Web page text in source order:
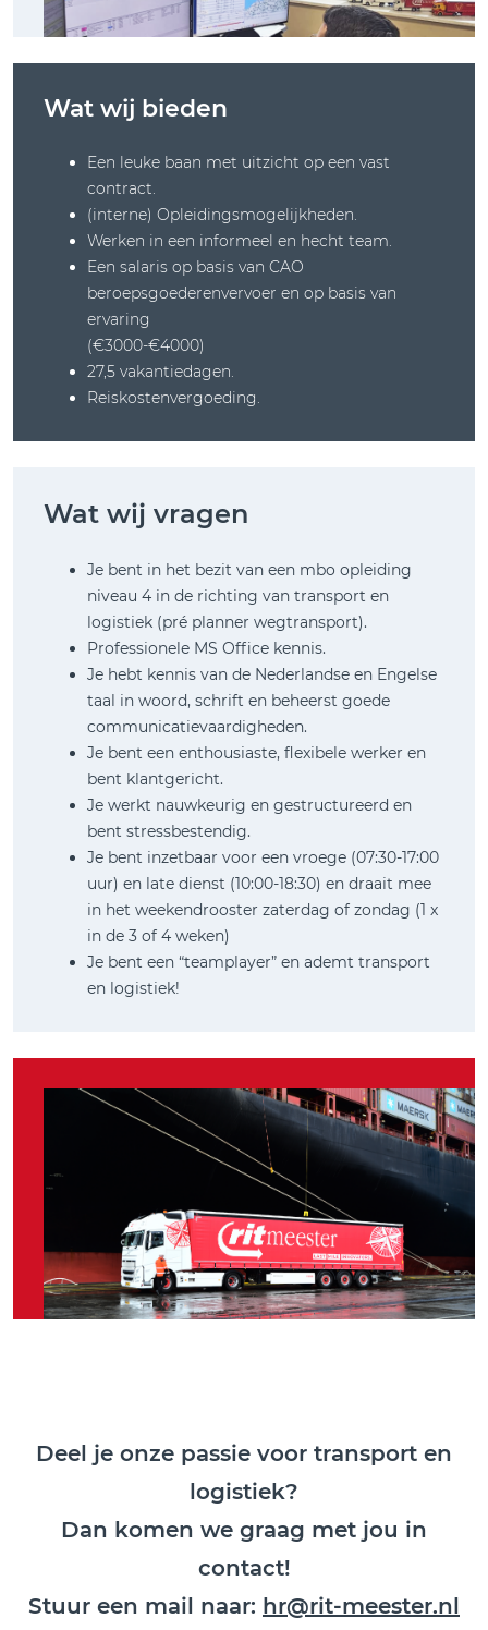
Wat wij bieden
Een leuke baan met uitzicht op een vast
contract.
(interne) Opleidingsmogelijkheden.
Werken in een informeel en hecht team.
Een salaris op basis van CAO
beroepsgoederenvervoer en op basis van
ervaring
(€3000-€4000)
27,5 vakantiedagen.
Reiskostenvergoeding.
Wat wij vragen
Je bent in het bezit van een mbo opleiding
niveau 4 in de richting van transport en
logistiek (pré planner wegtransport).
Professionele MS Office kennis.
Je hebt kennis van de Nederlandse en Engelse
taal in woord, schrift en beheerst goede
communicatievaardigheden.
Je bent een enthousiaste, flexibele werker en
bent klantgericht.
Je werkt nauwkeurig en gestructureerd en
bent stressbestendig.
Je bent inzetbaar voor een vroege (07:30-17:00
uur) en late dienst (10:00-18:30) en draait mee
in het weekendrooster zaterdag of zondag (1 x
in de 3 of 4 weken)
Je bent een “teamplayer” en ademt transport
en logistiek!
Deel je onze passie voor transport en
logistiek?
Dan komen we graag met jou in
contact!
Stuur een mail naar: hr@rit-meester.nl